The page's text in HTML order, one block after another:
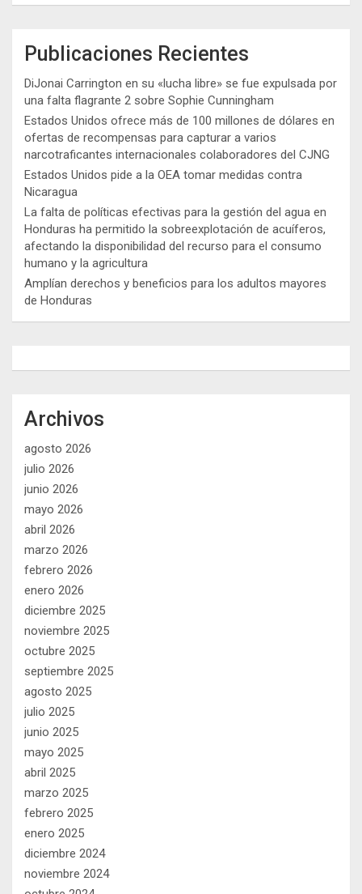
Publicaciones Recientes
DiJonai Carrington en su «lucha libre» se fue expulsada por
una falta flagrante 2 sobre Sophie Cunningham
Estados Unidos ofrece más de 100 millones de dólares en
ofertas de recompensas para capturar a varios
narcotraficantes internacionales colaboradores del CJNG
Estados Unidos pide a la OEA tomar medidas contra
Nicaragua
La falta de políticas efectivas para la gestión del agua en
Honduras ha permitido la sobreexplotación de acuíferos,
afectando la disponibilidad del recurso para el consumo
humano y la agricultura
Amplían derechos y beneficios para los adultos mayores
de Honduras
Archivos
agosto 2026
julio 2026
junio 2026
mayo 2026
abril 2026
marzo 2026
febrero 2026
enero 2026
diciembre 2025
noviembre 2025
octubre 2025
septiembre 2025
agosto 2025
julio 2025
junio 2025
mayo 2025
abril 2025
marzo 2025
febrero 2025
enero 2025
diciembre 2024
noviembre 2024